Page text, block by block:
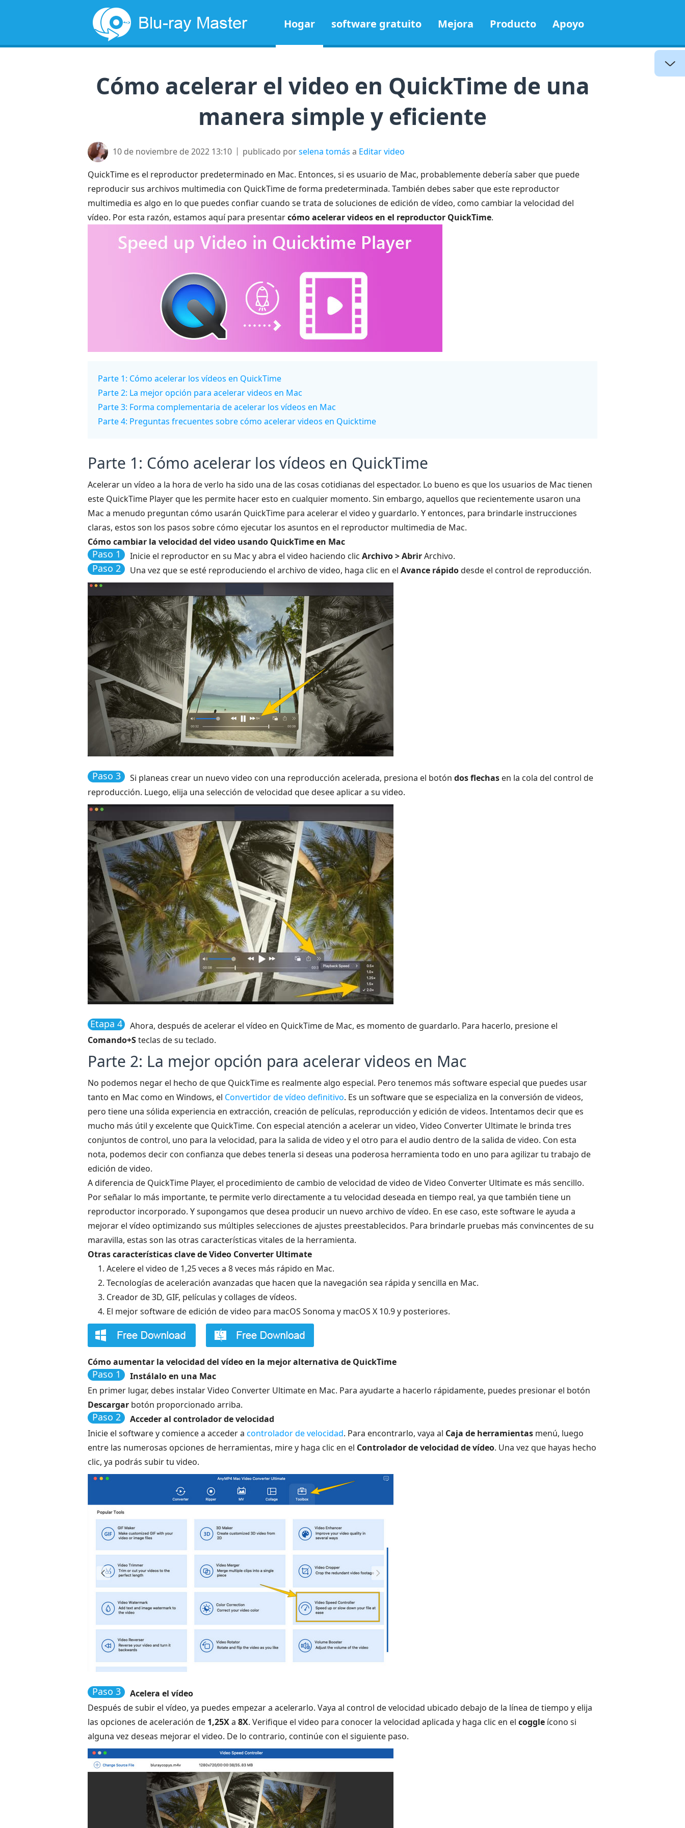
Hogar software gratuito Mejora Producto Apoyo
Cómo acelerar el video en QuickTime de una
manera simple y eficiente
10 de noviembre de 2022 13:10 publicado porselena tomás a Editar video
QuickTime es el reproductor predeterminado en Mac. Entonces, si es usuario de Mac, probablemente debería saber que puede
reproducir sus archivos multimedia con QuickTime de forma predeterminada. También debes saber que este reproductor
multimedia es algo en lo que puedes confiar cuando se trata de soluciones de edición de vídeo, como cambiar la velocidad del
vídeo. Por esta razón, estamos aquí para presentarcómo acelerar videos en el reproductor QuickTime.
Parte 1: Cómo acelerar los vídeos en QuickTime
Parte 2: La mejor opción para acelerar videos en Mac
Parte 3: Forma complementaria de acelerar los vídeos en Mac
Parte 4: Preguntas frecuentes sobre cómo acelerar videos en Quicktime
Parte 1: Cómo acelerar los vídeos en QuickTime
Acelerar un vídeo a la hora de verlo ha sido una de las cosas cotidianas del espectador. Lo bueno es que los usuarios de Mac tienen
este QuickTime Player que les permite hacer esto en cualquier momento. Sin embargo, aquellos que recientemente usaron una
Mac a menudo preguntan cómo usarán QuickTime para acelerar el video y guardarlo. Y entonces, para brindarle instrucciones
claras, estos son los pasos sobre cómo ejecutar los asuntos en el reproductor multimedia de Mac.
Cómo cambiar la velocidad del video usando QuickTime en Mac
Paso 1 Inicie el reproductor en su Mac y abra el video haciendo clic Archivo > AbrirArchivo.
Paso 2 Una vez que se esté reproduciendo el archivo de video, haga clic en el Avance rápidodesde el control de reproducción.
Paso 3 Si planeas crear un nuevo video con una reproducción acelerada, presiona el botón dos flechas en la cola del control de
reproducción. Luego, elija una selección de velocidad que desee aplicar a su video.
Etapa 4
Ahora, después de acelerar el vídeo en QuickTime de Mac, es momento de guardarlo. Para hacerlo, presione el
Comando+Steclas de su teclado.
Parte 2: La mejor opción para acelerar videos en Mac
No podemos negar el hecho de que QuickTime es realmente algo especial. Pero tenemos más software especial que puedes usar
tanto en Mac como en Windows, el Convertidor de vídeo definitivo. Es un software que se especializa en la conversión de videos,
pero tiene una sólida experiencia en extracción, creación de películas, reproducción y edición de videos. Intentamos decir que es
mucho más útil y excelente que QuickTime. Con especial atención a acelerar un video, Video Converter Ultimate le brinda tres
conjuntos de control, uno para la velocidad, para la salida de video y el otro para el audio dentro de la salida de video. Con esta
nota, podemos decir con confianza que debes tenerla si deseas una poderosa herramienta todo en uno para agilizar tu trabajo de
edición de video.
A diferencia de QuickTime Player, el procedimiento de cambio de velocidad de video de Video Converter Ultimate es más sencillo.
Por señalar lo más importante, te permite verlo directamente a tu velocidad deseada en tiempo real, ya que también tiene un
reproductor incorporado. Y supongamos que desea producir un nuevo archivo de vídeo. En ese caso, este software le ayuda a
mejorar el vídeo optimizando sus múltiples selecciones de ajustes preestablecidos. Para brindarle pruebas más convincentes de su
maravilla, estas son las otras características vitales de la herramienta.
Otras características clave de Video Converter Ultimate
1. Acelere el video de 1,25 veces a 8 veces más rápido en Mac.
2. Tecnologías de aceleración avanzadas que hacen que la navegación sea rápida y sencilla en Mac.
3. Creador de 3D, GIF, películas y collages de vídeos.
4. El mejor software de edición de video para macOS Sonoma y macOS X 10.9 y posteriores.
Cómo aumentar la velocidad del vídeo en la mejor alternativa de QuickTime
Paso 1
Instálalo en una Mac
En primer lugar, debes instalar Video Converter Ultimate en Mac. Para ayudarte a hacerlo rápidamente, puedes presionar el botón
Descargar botón proporcionado arriba.
Paso 2
Acceder al controlador de velocidad
Inicie el software y comience a acceder a controlador de velocidad. Para encontrarlo, vaya al Caja de herramientas menú, luego
entre las numerosas opciones de herramientas, mire y haga clic en el Controlador de velocidad de vídeo. Una vez que hayas hecho
clic, ya podrás subir tu video.
Paso 3
Acelera el vídeo
Después de subir el vídeo, ya puedes empezar a acelerarlo. Vaya al control de velocidad ubicado debajo de la línea de tiempo y elija
las opciones de aceleración de 1,25Xa 8X. Verifique el video para conocer la velocidad aplicada y haga clic en el coggle ícono si
alguna vez deseas mejorar el video. De lo contrario, continúe con el siguiente paso.